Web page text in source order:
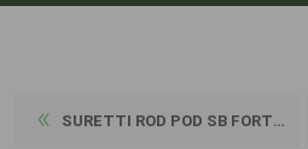
SURETTI ROD POD SB FORTRESS...